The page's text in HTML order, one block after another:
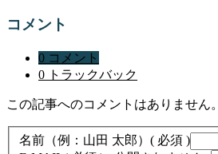
コメント
0 コメント
0 トラックバック
この記事へのコメントはありません。
名前（例：山田 太郎） ( 必須 )